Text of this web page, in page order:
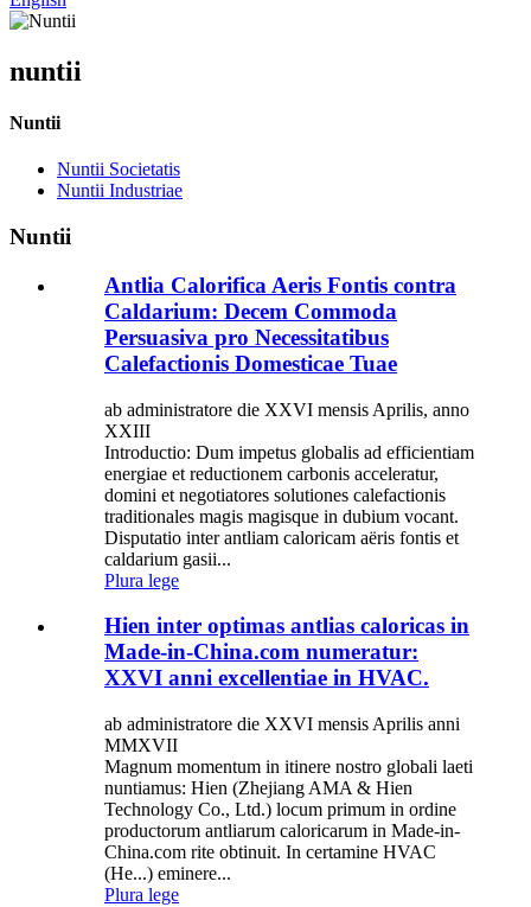
nuntii
Nuntii
Nuntii Societatis
Nuntii Industriae
Nuntii
Antlia Calorifica Aeris Fontis contra
Caldarium: Decem Commoda
Persuasiva pro Necessitatibus
Calefactionis Domesticae Tuae
ab administratore die XXVI mensis Aprilis, anno
XXIII
Introductio: Dum impetus globalis ad efficientiam
energiae et reductionem carbonis acceleratur,
domini et negotiatores solutiones calefactionis
traditionales magis magisque in dubium vocant.
Disputatio inter antliam caloricam aëris fontis et
caldarium gasii...
Plura lege
Hien inter optimas antlias caloricas in
Made-in-China.com numeratur:
XXVI anni excellentiae in HVAC.
ab administratore die XXVI mensis Aprilis anni
MMXVII
Magnum momentum in itinere nostro globali laeti
nuntiamus: Hien (Zhejiang AMA & Hien
Technology Co., Ltd.) locum primum in ordine
productorum antliarum caloricarum in Made-in-
China.com rite obtinuit. In certamine HVAC
(He...) eminere...
Plura lege